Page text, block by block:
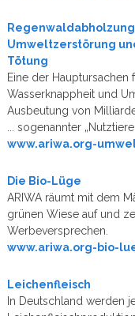
Regenwaldabholzung
Umweltzerstörung
Tötung
Eine der Hauptursachen
Wasserknappheit und
Ausbeutung von
... sogenannter
www.ariwa.org-
Die Bio-Lüge
ARIWA räumt mit dem
grünen Wiese auf und
Werbeversprechen.
www.ariwa.org-bio-
Leichenfleisch
In Deutschland werden